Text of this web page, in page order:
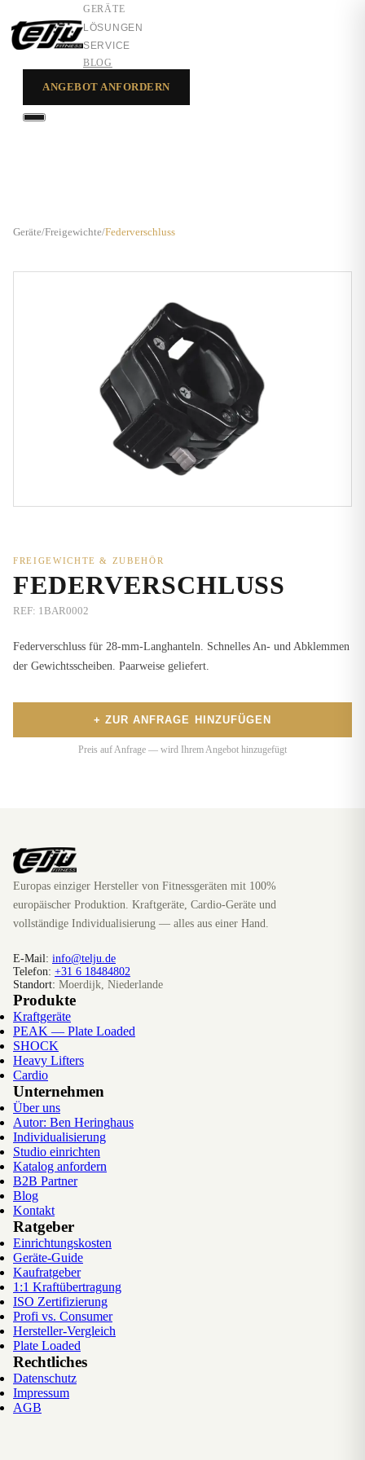
GERÄTE
LÖSUNGEN
SERVICE
BLOG
ANGEBOT ANFORDERN
Geräte/Freigewichte/Federverschluss
FREIGEWICHTE & ZUBEHÖR
FEDERVERSCHLUSS
REF: 1BAR0002
Federverschluss für 28-mm-Langhanteln. Schnelles An- und Abklemmen
der Gewichtsscheiben. Paarweise geliefert.
+ ZUR ANFRAGE HINZUFÜGEN
Preis auf Anfrage — wird Ihrem Angebot hinzugefügt
Europas einziger Hersteller von Fitnessgeräten mit 100%
europäischer Produktion. Kraftgeräte, Cardio-Geräte und
vollständige Individualisierung — alles aus einer Hand.
E-Mail: info@telju.de
Telefon: +31 6 18484802
Standort: Moerdijk, Niederlande
Produkte
Kraftgeräte
PEAK — Plate Loaded
SHOCK
Heavy Lifters
Cardio
Unternehmen
Über uns
Autor: Ben Heringhaus
Individualisierung
Studio einrichten
Katalog anfordern
B2B Partner
Blog
Kontakt
Ratgeber
Einrichtungskosten
Geräte-Guide
Kaufratgeber
1:1 Kraftübertragung
ISO Zertifizierung
Profi vs. Consumer
Hersteller-Vergleich
Plate Loaded
Rechtliches
Datenschutz
Impressum
AGB